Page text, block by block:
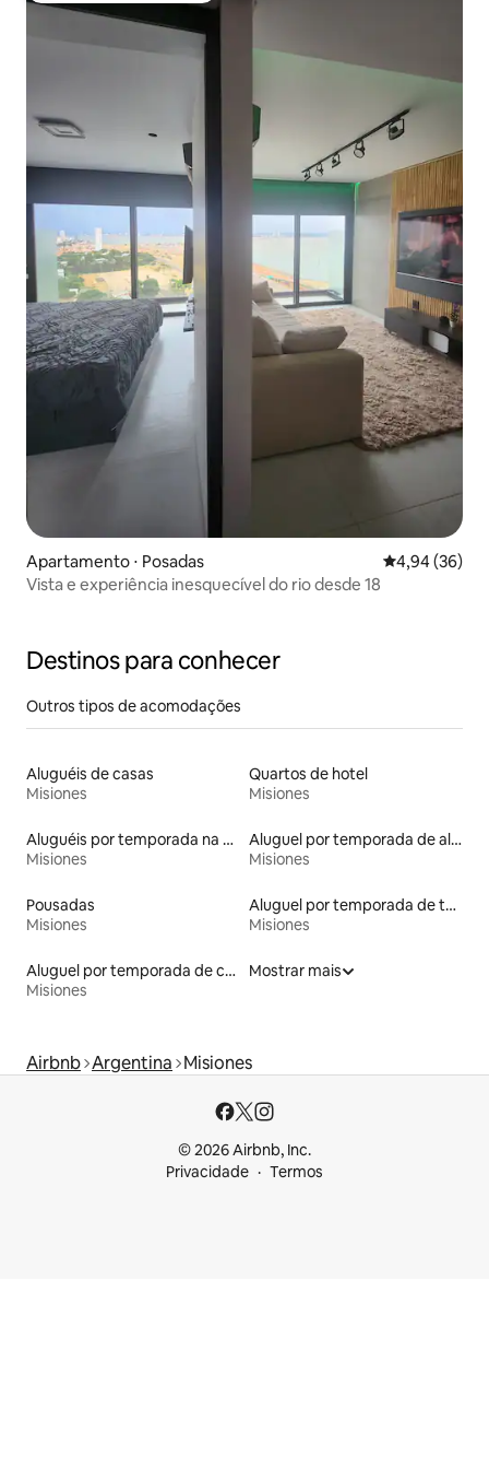
Apartamento ⋅ Posadas 4,94 de uma
4,94 (36)
Vista e experiência inesquecível do rio desde 18
Destinos para conhecer
Outros tipos de acomodações
Aluguéis de casas
Misiones
Quartos de hotel
Misiones
Aluguéis por temporada na orla
Misiones
Aluguel por temporada de alojamentos ecológicos
Misiones
Pousadas
Misiones
Aluguel por temporada de townhouses
Misiones
Aluguel por temporada de casas de veraneio
Misiones
Mostrar mais
Airbnb Argentina Misiones
© 2026 Airbnb, Inc.
Privacidade
Termos